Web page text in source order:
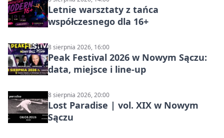
Letnie warsztaty z tańca
współczesnego dla 16+
8 sierpnia 2026, 16:00
Peak Festival 2026 w Nowym Sączu:
data, miejsce i line-up
8 sierpnia 2026, 20:00
Lost Paradise | vol. XIX w Nowym
Sączu